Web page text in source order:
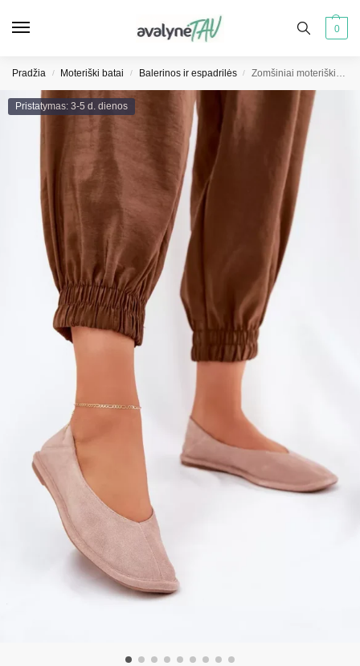
0
Pradžia / Moteriški batai / Balerinos ir espadrilės / Zomšiniai moteriški balerinos batai Big Star RR274081 rožinės spalvos
Pristatymas: 3-5 d. dienos